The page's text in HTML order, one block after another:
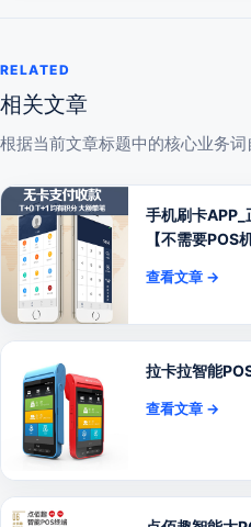
RELATED
相关文章
根据当前文章标题中的核心业务词
手机刷卡
【不需要POS机
查看文章 →
拉卡拉智能
查看文章 →